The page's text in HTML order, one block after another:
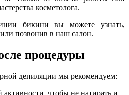
косметолога.
бикини вы можете узнать,
или позвонив в наш салон.
процедуры
депиляции мы рекомендуем: